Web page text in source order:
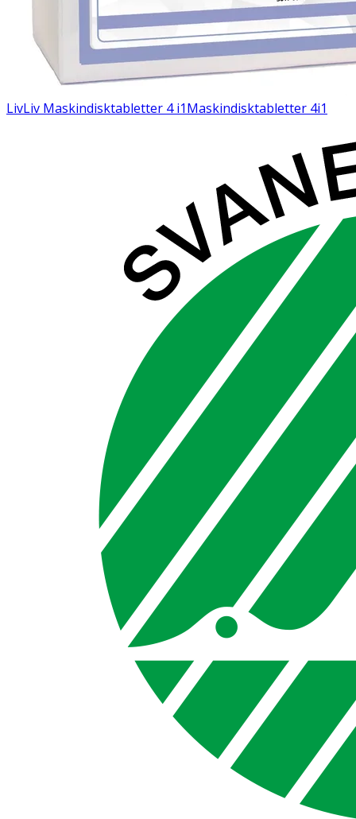
LivLiv Maskindisktabletter 4 i1Maskindisktabletter 4i1